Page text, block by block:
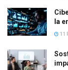
la
11